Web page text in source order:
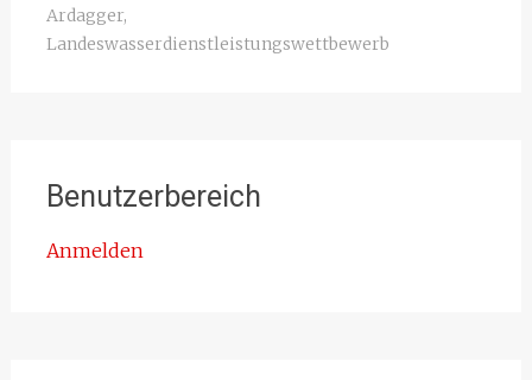
Ardagger,
Landeswasserdienstleistungswettbewerb
Benutzerbereich
Anmelden